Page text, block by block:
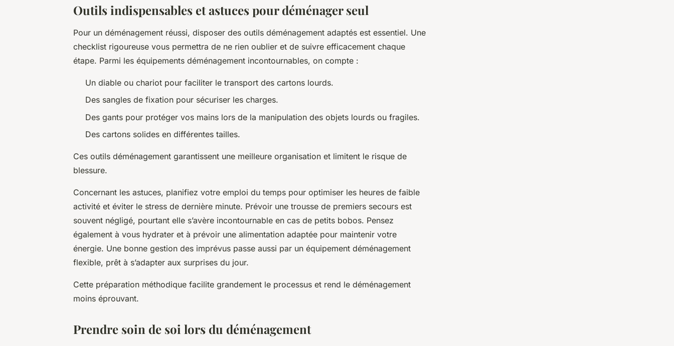
Outils indispensables et astuces pour déménager seul
Pour un déménagement réussi, disposer des outils déménagement adaptés est essentiel. Une
checklist rigoureuse vous permettra de ne rien oublier et de suivre efficacement chaque
étape. Parmi les équipements déménagement incontournables, on compte :
Un diable ou chariot pour faciliter le transport des cartons lourds.
Des sangles de fixation pour sécuriser les charges.
Des gants pour protéger vos mains lors de la manipulation des objets lourds ou fragiles.
Des cartons solides en différentes tailles.
Ces outils déménagement garantissent une meilleure organisation et limitent le risque de
blessure.
Concernant les astuces, planifiez votre emploi du temps pour optimiser les heures de faible
activité et éviter le stress de dernière minute. Prévoir une trousse de premiers secours est
souvent négligé, pourtant elle s’avère incontournable en cas de petits bobos. Pensez
également à vous hydrater et à prévoir une alimentation adaptée pour maintenir votre
énergie. Une bonne gestion des imprévus passe aussi par un équipement déménagement
flexible, prêt à s’adapter aux surprises du jour.
Cette préparation méthodique facilite grandement le processus et rend le déménagement
moins éprouvant.
Prendre soin de soi lors du déménagement